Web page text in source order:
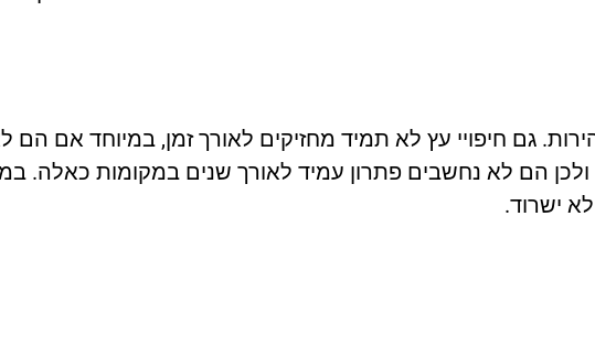
גם חיפויי עץ לא תמיד מחזיקים לאורך זמן, במיוחד אם הם
הם לא נחשבים פתרון עמיד לאורך שנים במקומות כאלה.
ישרוד.